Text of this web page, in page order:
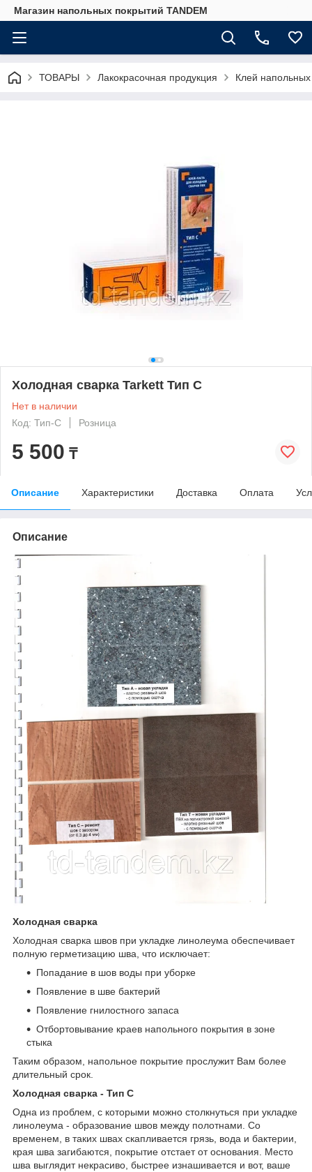
Магазин напольных покрытий TANDEM
ТОВАРЫ Лакокрасочная продукция Клей
Холодная сварка Tarkett Тип С
Нет в наличии
Код: Тип-С
Розница
5 500 ₸
Описание Характеристики Доставка Оплата
Описание
Холодная сварка
Холодная сварка швов при укладке линолеума обеспечивает
полную герметизацию шва, что исключает:
Попадание в шов воды при уборке
Появление в шве бактерий
Появление гнилостного запаса
Отбортовывание краев напольного покрытия в зоне
стыка
Таким образом, напольное покрытие прослужит Вам более
длительный срок.
Холодная сварка - Тип C
Одна из проблем, с которыми можно столкнуться при укладке
линолеума - образование швов между полотнами. Со
временем, в таких швах скапливается грязь, вода и бактерии,
края шва загибаются, покрытие отстает от основания. Место
шва выглядит некрасиво, быстрее изнашивается и вот, ваше